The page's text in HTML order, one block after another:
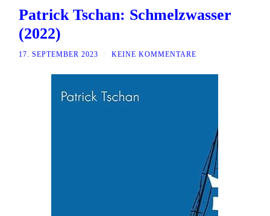
Patrick Tschan: Schmelzwasser
(2022)
17. SEPTEMBER 2023 KEINE KOMMENTARE